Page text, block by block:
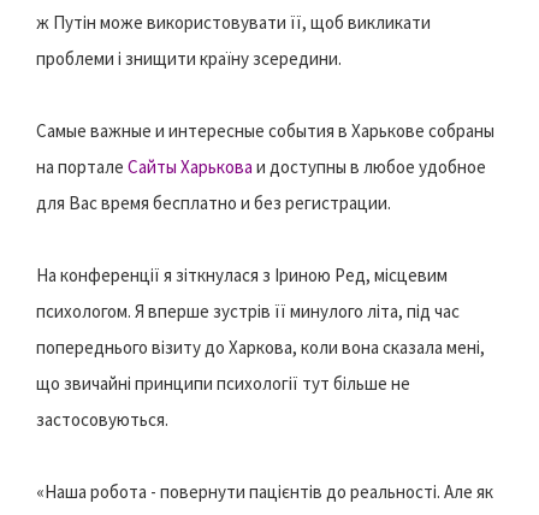
ж Путін може використовувати її, щоб викликати
проблеми і знищити країну зсередини.
Самые важные и интересные события в Харькове собраны
на портале Сайты Харькова и доступны в любое удобное
для Вас время бесплатно и без регистрации.
На конференції я зіткнулася з Іриною Ред, місцевим
психологом. Я вперше зустрів її минулого літа, під час
попереднього візиту до Харкова, коли вона сказала мені,
що звичайні принципи психології тут більше не
застосовуються.
«Наша робота - повернути пацієнтів до реальності. Але як